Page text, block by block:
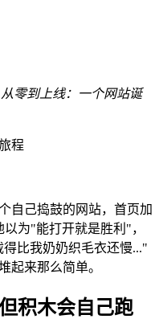
从零到上线：一个网站诞
程
自己捣鼓的网站，首页加
为"能打开就是胜利"，
比我奶奶织毛衣还慢..."
起来那么简单。
积木会自己跑